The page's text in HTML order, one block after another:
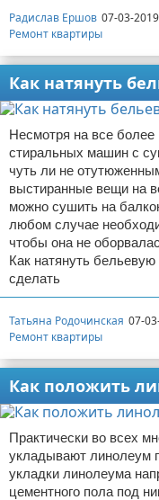
Радислав Ершов 07-03-
Ремонт квартиры
Как натянуть
Несмотря на все более
стиральных машин с
чуть ли не
выстиранные вещи на
можно сушить на
любом случае
чтобы она не
Как натянуть бельевую
сделать
Татьяна Родочинская 07-
Ремонт квартиры
Как положить
Практически во всех
укладывают линолеум
укладки линолеума
цементного пола под